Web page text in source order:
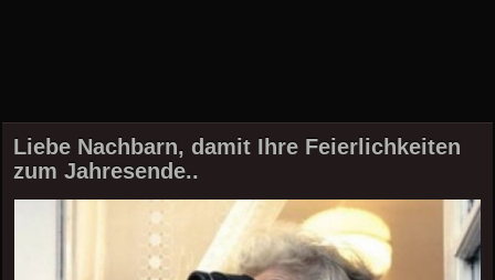
Liebe Nachbarn, damit Ihre Feierlichkeiten
zum Jahresende..